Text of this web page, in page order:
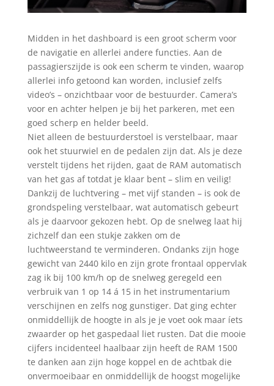
Midden in het dashboard is een groot scherm voor
de navigatie en allerlei andere functies. Aan de
passagierszijde is ook een scherm te vinden, waarop
allerlei info getoond kan worden, inclusief zelfs
video’s – onzichtbaar voor de bestuurder. Camera’s
voor en achter helpen je bij het parkeren, met een
goed scherp en helder beeld.
Niet alleen de bestuurderstoel is verstelbaar, maar
ook het stuurwiel en de pedalen zijn dat. Als je deze
verstelt tijdens het rijden, gaat de RAM automatisch
van het gas af totdat je klaar bent – slim en veilig!
Dankzij de luchtvering – met vijf standen – is ook de
grondspeling verstelbaar, wat automatisch gebeurt
als je daarvoor gekozen hebt. Op de snelweg laat hij
zichzelf dan een stukje zakken om de
luchtweerstand te verminderen. Ondanks zijn hoge
gewicht van 2440 kilo en zijn grote frontaal oppervlak
zag ik bij 100 km/h op de snelweg geregeld een
verbruik van 1 op 14 á 15 in het instrumentarium
verschijnen en zelfs nog gunstiger. Dat ging echter
onmiddellijk de hoogte in als je je voet ook maar íets
zwaarder op het gaspedaal liet rusten. Dat die mooie
cijfers incidenteel haalbaar zijn heeft de RAM 1500
te danken aan zijn hoge koppel en de achtbak die
onvermoeibaar en onmiddellijk de hoogst mogelijke